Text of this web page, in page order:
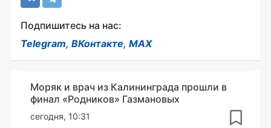
Подпишитесь на нас:
Telegram, ВКонтакте, MAX
Моряк и врач из Калининграда прошли в
финал «Родников» Газмановых
сегодня, 10:31